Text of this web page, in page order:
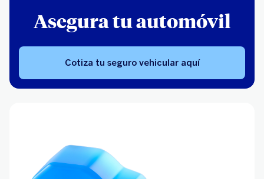
Asegura tu automóvil
Cotiza tu seguro vehicular aquí